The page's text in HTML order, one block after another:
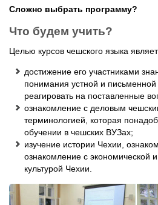
Сложно выбрать программу?
Что будем учить?
Целью курсов чешского языка
достижение его участниками
понимания устной и письменной
реагировать на поставленные
ознакомление с деловым
терминологией, которая
обучении в чешских ВУЗах;
изучение истории Чехии,
ознакомление с экономической
культурой Чехии.